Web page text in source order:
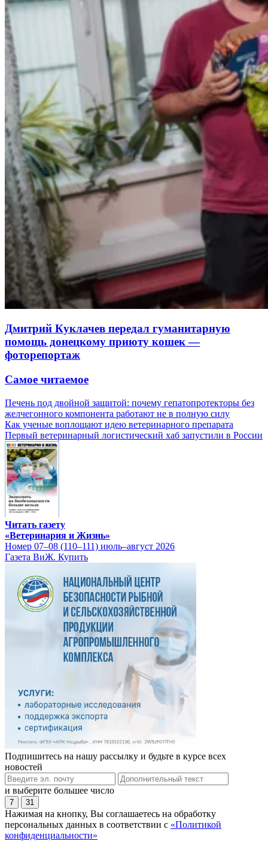
Дмитрий Куклачев передал гуманитарную
помощь донецкому приюту кошек —
фоторепортаж
Самое читаемое
Печень под двойной защитой: почему гепатопротекторы без
желчегонного компонента работают не в полную силу
Как ученые воплощают идею ветеринарного препарата
Первый ветеринарный логистический хаб запустили в России
Читать газету
«Ветеринария и Жизнь»
Номер 07–08 (110–111) июль–август 2026
Газета ВиЖ. Купить
Подпишитесь на нашу рассылку и будьте в курсе всех
новостей
и выберите большее число
7 31
Нажимая на кнопку, Вы соглашаетесь на обработку
персональных данных в соответствии с «Политикой
конфиденциальности»